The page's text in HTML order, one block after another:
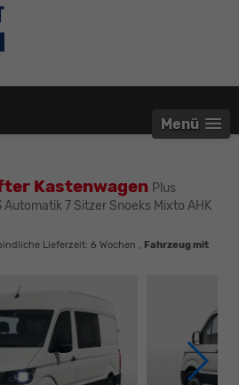
Menü
Kastenwagen Plus
Automatik 7 Sitzer Snoeks Mixto AHK
Lieferzeit: 6 Wochen , Fahrzeug mit